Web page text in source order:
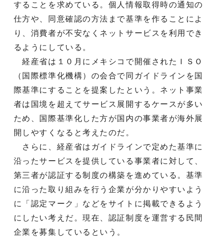
することを求めている。個人情報取得時の通知の
仕方や、同意確認の方法まで基準を作ることによ
り、消費者が不安なくネットサービスを利用でき
るようにしている。
経産省は１０月にメキシコで開催されたＩＳＯ
（国際標準化機構）の会合で同ガイドラインを国
際基準にすることを提案したという。ネット事業
者は国境を超えてサービス展開するケースが多い
ため、国際基準化した方が国内の事業者が海外展
開しやすくなると考えたのだ。
さらに、経産省はガイドラインで定めた基準に
沿ったサービスを提供している事業者に対して、
第三者が認証する制度の構築を進めている。基準
に沿った取り組みを行う企業が分かりやすいよう
に「認定マーク」などをサイトに掲載できるよう
にしたい考えだ。現在、認証制度を運営する民間
企業を募集しているという。